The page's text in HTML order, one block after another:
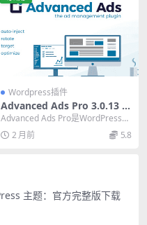
Wordpress插件
Advanced Ads Pro 3.0.13 广
告插件：终极收入优化工具
Advanced Ads Pro是WordPress广
告管理插件的专业版本，提供...
2 月前 5.8
主题：官方完整版下载